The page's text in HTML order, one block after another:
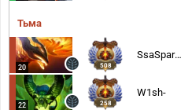
Тьма
20 508
SsaSpartan
22 258
W1sh-